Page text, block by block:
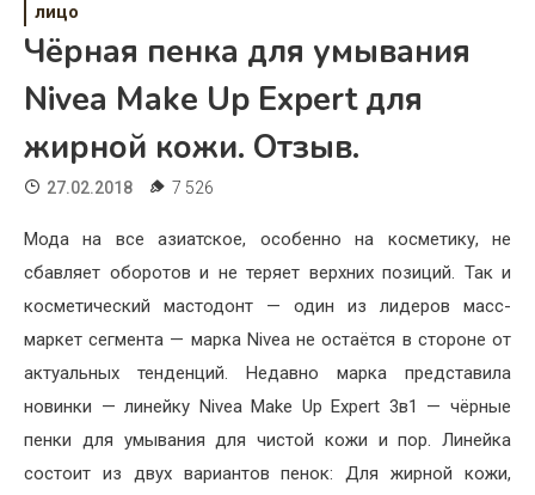
Дом
Жизнь
Хобби
Красота
Недвижимость
лицо
Чёрная пенка для умывания
Nivea Make Up Expert для
жирной кожи. Отзыв.
27.02.2018 7 526
Мода на все азиатское, особенно на косметику, не
сбавляет оборотов и не теряет верхних позиций. Так и
косметический мастодонт — один из лидеров масс-
маркет сегмента — марка Nivea не остаётся в стороне от
актуальных тенденций. Недавно марка представила
новинки — линейку Nivea Make Up Expert 3в1 — чёрные
пенки для умывания для чистой кожи и пор. Линейка
состоит из двух вариантов пенок: Для жирной кожи,